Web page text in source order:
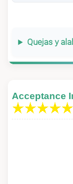
Quejas y
Acceptance